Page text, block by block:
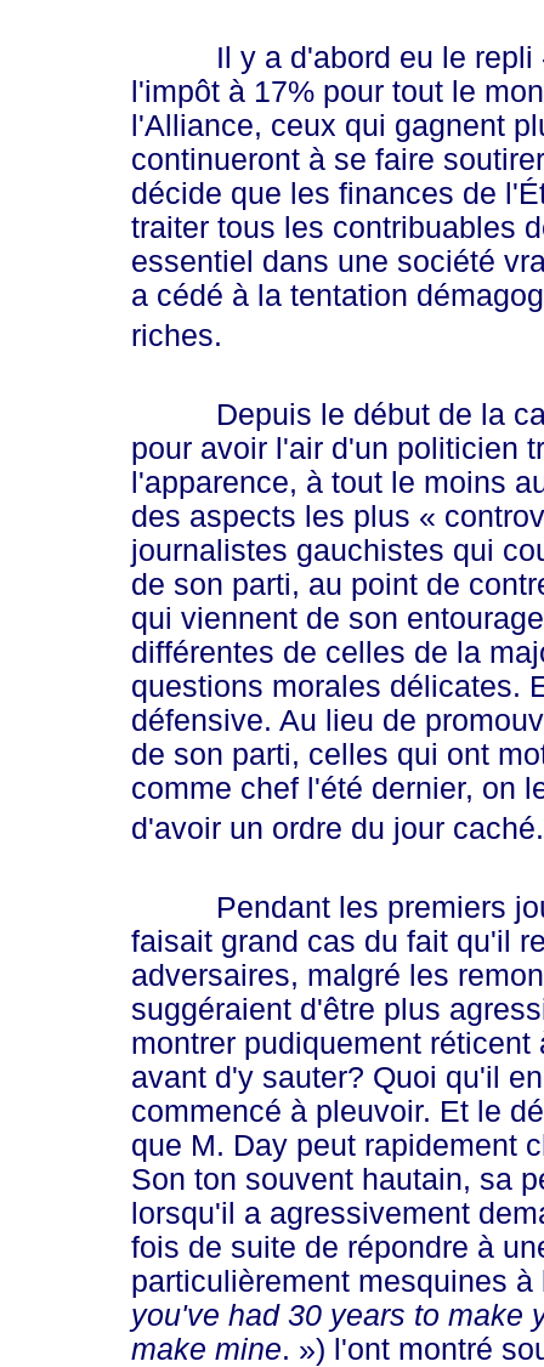
Il y a d'abord eu le repli
l'impôt à 17% pour tout le
l'Alliance, ceux qui gagnent
continueront à se faire
décide que les finances de
traiter tous les contribuables
essentiel dans une société
a cédé à la tentation
riches.
Depuis le début de la
pour avoir l'air d'un politicien
l'apparence, à tout le moins
des aspects les plus «
journalistes gauchistes qui
de son parti, au point de
qui viennent de son
différentes de celles de la
questions morales délicates.
défensive. Au lieu de
de son parti, celles qui ont
comme chef l'été dernier, on
d'avoir un ordre du jour
Pendant les premiers
faisait grand cas du fait qu'il
adversaires, malgré les
suggéraient d'être plus
montrer pudiquement
avant d'y sauter? Quoi qu'il
commencé à pleuvoir. Et le
que M. Day peut rapidement
Son ton souvent hautain, sa
lorsqu'il a agressivement
fois de suite de répondre à
particulièrement mesquines
you've had 30 years to make
make mine. ») l'ont montré